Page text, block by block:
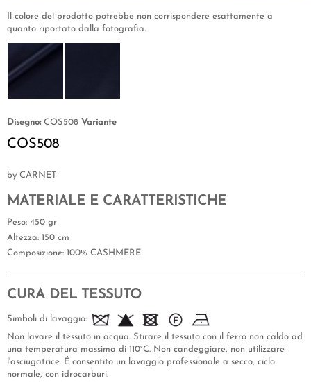
Il colore del prodotto potrebbe non corrispondere esattamente a
quanto riportato dalla fotografia.
Disegno: COS508 Variante
COS508
by CARNET
MATERIALE E CARATTERISTICHE
Peso: 450 gr
Altezza: 150 cm
Composizione: 100% CASHMERE
CURA DEL TESSUTO
Simboli di lavaggio:
Non lavare il tessuto in acqua. Stirare il tessuto con il ferro non caldo ad
una temperatura massima di 110°C. Non candeggiare, non utilizzare
l'asciugatrice. É consentito un lavaggio professionale a secco, ciclo
normale, con idrocarburi.